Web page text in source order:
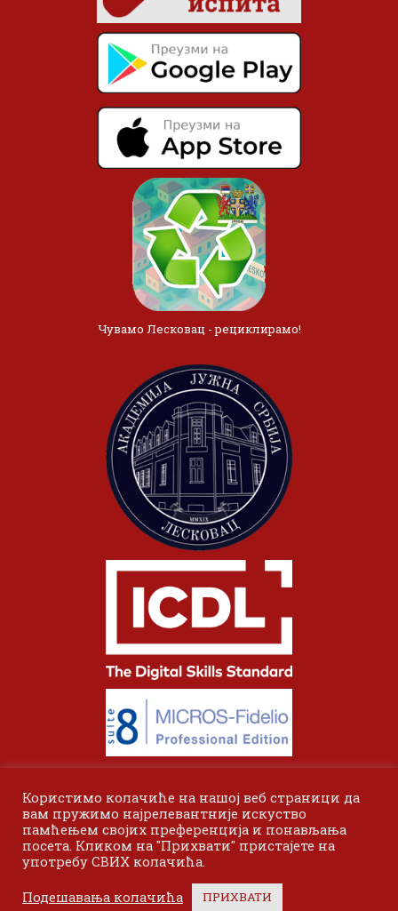
Чувамо Лесковац - рециклирамо!
© 2024 Одсек Висока пословна школа Лесковац. Сва права
задржана.
Користимо колачиће на нашој веб страници да
вам пружимо најрелевантније искуство
памћењем својих преференција и понављања
посета. Кликом на "Прихвати" пристајете на
употребу СВИХ колачића.
Подешавања колачића ПРИХВАТИ